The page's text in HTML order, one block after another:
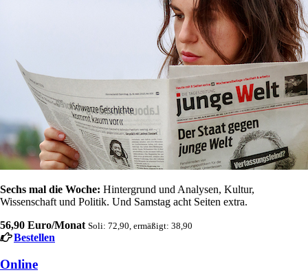
Sechs mal die Woche: Hintergrund und Analysen, Kultur,
Wissenschaft und Politik. Und Samstag acht Seiten extra.
56,90 Euro/Monat Soli: 72,90, ermäßigt: 38,90
Bestellen
Online